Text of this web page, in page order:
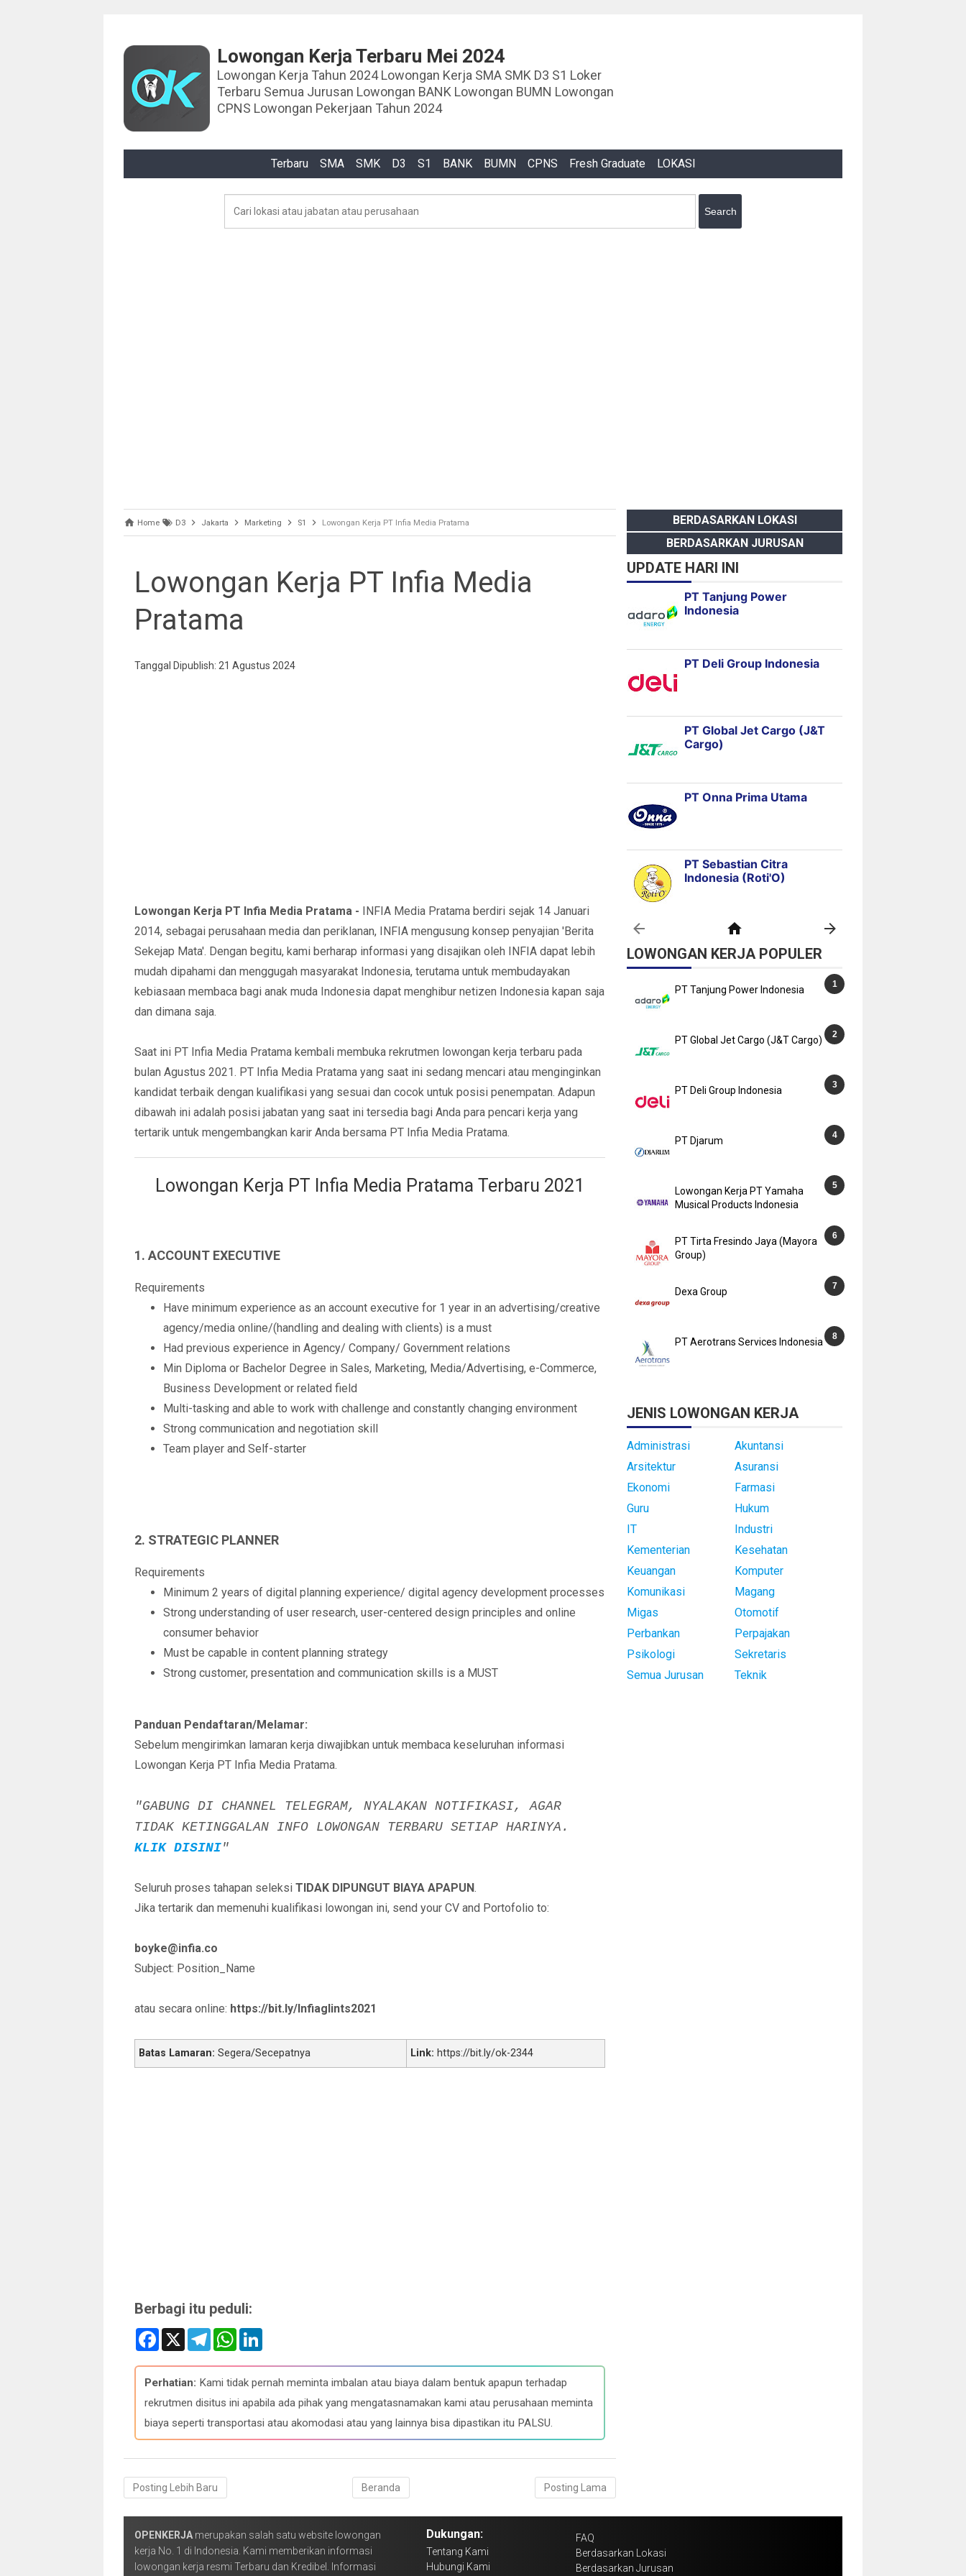
Lowongan Kerja Terbaru Mei 2024
Lowongan Kerja Tahun 2024 Lowongan Kerja SMA SMK D3 S1 Loker
Terbaru Semua Jurusan Lowongan BANK Lowongan BUMN Lowongan
CPNS Lowongan Pekerjaan Tahun 2024
Terbaru SMA SMK D3 S1 BANK BUMN CPNS Fresh Graduate LOKASI
Home D3 Jakarta Marketing S1 Lowongan Kerja PT Infia Media Pratama
Lowongan Kerja PT Infia Media
Pratama
Tanggal Dipublish: 21 Agustus 2024
Lowongan Kerja PT Infia Media Pratama - INFIA Media Pratama berdiri sejak 14 Januari
2014, sebagai perusahaan media dan periklanan, INFIA mengusung konsep penyajian 'Berita
Sekejap Mata'. Dengan begitu, kami berharap informasi yang disajikan oleh INFIA dapat lebih
mudah dipahami dan menggugah masyarakat Indonesia, terutama untuk membudayakan
kebiasaan membaca bagi anak muda Indonesia dapat menghibur netizen Indonesia kapan saja
dan dimana saja.
Saat ini PT Infia Media Pratama kembali membuka rekrutmen lowongan kerja terbaru pada
bulan Agustus 2021. PT Infia Media Pratama yang saat ini sedang mencari atau menginginkan
kandidat terbaik dengan kualifikasi yang sesuai dan cocok untuk posisi penempatan. Adapun
dibawah ini adalah posisi jabatan yang saat ini tersedia bagi Anda para pencari kerja yang
tertarik untuk mengembangkan karir Anda bersama PT Infia Media Pratama.
Lowongan Kerja PT Infia Media Pratama Terbaru 2021
1. ACCOUNT EXECUTIVE
Requirements
Have minimum experience as an account executive for 1 year in an advertising/creative
agency/media online/(handling and dealing with clients) is a must
Had previous experience in Agency/ Company/ Government relations
Min Diploma or Bachelor Degree in Sales, Marketing, Media/Advertising, e-Commerce,
Business Development or related field
Multi-tasking and able to work with challenge and constantly changing environment
Strong communication and negotiation skill
Team player and Self-starter
2. STRATEGIC PLANNER
Requirements
Minimum 2 years of digital planning experience/ digital agency development processes
Strong understanding of user research, user-centered design principles and online
consumer behavior
Must be capable in content planning strategy
Strong customer, presentation and communication skills is a MUST
Panduan Pendaftaran/Melamar:
Sebelum mengirimkan lamaran kerja diwajibkan untuk membaca keseluruhan informasi
Lowongan Kerja PT Infia Media Pratama.
"GABUNG DI CHANNEL TELEGRAM, NYALAKAN NOTIFIKASI, AGAR
TIDAK KETINGGALAN INFO LOWONGAN TERBARU SETIAP HARINYA.
KLIK DISINI"
Seluruh proses tahapan seleksi TIDAK DIPUNGUT BIAYA APAPUN.
Jika tertarik dan memenuhi kualifikasi lowongan ini, send your CV and Portofolio to:
boyke@infia.co
Subject: Position_Name
atau secara online: https://bit.ly/Infiaglints2021
Batas Lamaran: Segera/Secepatnya Link: https://bit.ly/ok-2344
Berbagi itu peduli:
F
e
b
o
o
X
T
e
e
g
r
a
W
t
s
A
p
k
e
d
I
Perhatian: Kami tidak pernah meminta imbalan atau biaya dalam bentuk apapun terhadap
rekrutmen disitus ini apabila ada pihak yang mengatasnamakan kami atau perusahaan meminta
biaya seperti transportasi atau akomodasi atau yang lainnya bisa dipastikan itu PALSU.
Posting Lebih Baru Posting Lama
Beranda
BERDASARKAN LOKASI
BERDASARKAN JURUSAN
UPDATE HARI INI
LOWONGAN KERJA POPULER
PT Tanjung Power Indonesia
PT Global Jet Cargo (J&T Cargo)
PT Deli Group Indonesia
PT Djarum
Lowongan Kerja PT Yamaha
Musical Products Indonesia
PT Tirta Fresindo Jaya (Mayora
Group)
Dexa Group
PT Aerotrans Services Indonesia
JENIS LOWONGAN KERJA
Administrasi
Akuntansi
Arsitektur
Asuransi
Ekonomi
Farmasi
Guru
Hukum
IT
Industri
Kementerian
Kesehatan
Keuangan
Komputer
Komunikasi
Magang
Migas
Otomotif
Perbankan
Perpajakan
Psikologi
Sekretaris
Semua Jurusan
Teknik
OPENKERJA merupakan salah satu website lowongan
kerja No. 1 di Indonesia. Kami memberikan informasi
lowongan kerja resmi Terbaru dan Kredibel. Informasi
Dukungan:
Tentang Kami
Hubungi Kami
FAQ
Berdasarkan Lokasi
Berdasarkan Jurusan